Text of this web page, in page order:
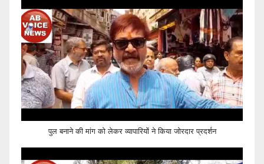
पुल बनाने की मांग को लेकर व्यापारियों ने किया जोरदार प्रदर्शन